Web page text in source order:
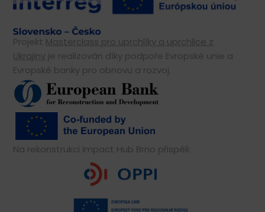
Projekt Masterclass pro uprchlíky a uprchlice z
Ukrajiny je realizován díky podpoře Evropské unie a
Evropské banky pro obnovu a rozvoj.
Na rekonstrukci Impact Hub Brno přispěli: